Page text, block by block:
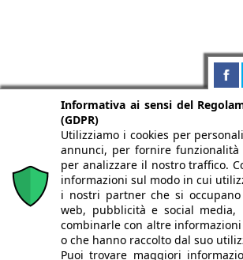
Informativa ai sensi del
(GDPR)
Utilizziamo i cookies per
annunci, per fornire
per analizzare il nostro traffico.
informazioni sul modo in cui
i nostri partner che si
web, pubblicità e social
combinarle con altre
o che hanno raccolto dal suo
Puoi trovare maggiori